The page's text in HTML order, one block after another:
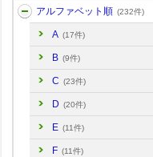
アルファベット順 (232件)
A (17件)
B (9件)
C (23件)
D (20件)
E (11件)
F (11件)